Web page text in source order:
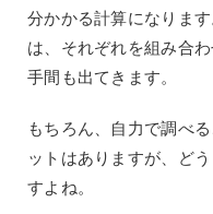
分かかる計算になりま
は、それぞれを組み合
手間も出てきます。
もちろん、自力で調べ
ットはありますが、ど
すよね。